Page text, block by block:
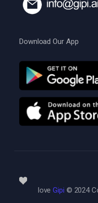
Download Our App
loveGipi © 2024